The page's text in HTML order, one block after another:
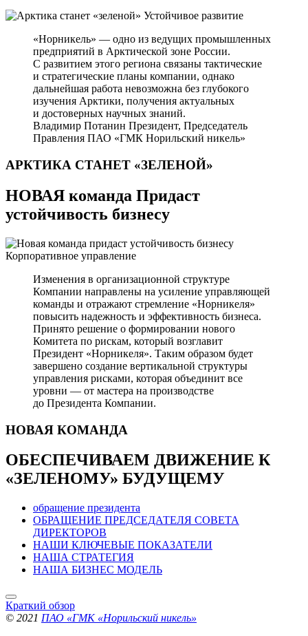
Устойчивое развитие
«Норникель» — одно из ведущих промышленных
предприятий в Арктической зоне России.
С развитием этого региона связаны тактические
и стратегические планы компании, однако
дальнейшая работа невозможна без глубокого
изучения Арктики, получения актуальных
и достоверных научных знаний.
Владимир Потанин Президент, Председатель
Правления ПАО «ГМК Норильский никель»
АРКТИКА СТАНЕТ «ЗЕЛЕНОЙ»
НОВАЯ команда Придаст
устойчивость бизнесу
Корпоративное управление
Изменения в организационной структуре
Компании направлены на усиление управляющей
команды и отражают стремление «Норникеля»
повысить надежность и эффективность бизнеса.
Принято решение о формировании нового
Комитета по рискам, который возглавит
Президент «Норникеля». Таким образом будет
завершено создание вертикальной структуры
управления рисками, которая объединит все
уровни — от мастера на производстве
до Президента Компании.
НОВАЯ КОМАНДА
ОБЕСПЕЧИВАЕМ ДВИЖЕНИЕ К
«ЗЕЛЕНОМУ» БУДУЩЕМУ
обращение президента
ОБРАЩЕНИЕ ПРЕДСЕДАТЕЛЯ СОВЕТА
ДИРЕКТОРОВ
НАШИ КЛЮЧЕВЫЕ ПОКАЗАТЕЛИ
НАША СТРАТЕГИЯ
НАША БИЗНЕС МОДЕЛЬ
Краткий обзор
© 2021 ПАО «ГМК «Норильский никель»